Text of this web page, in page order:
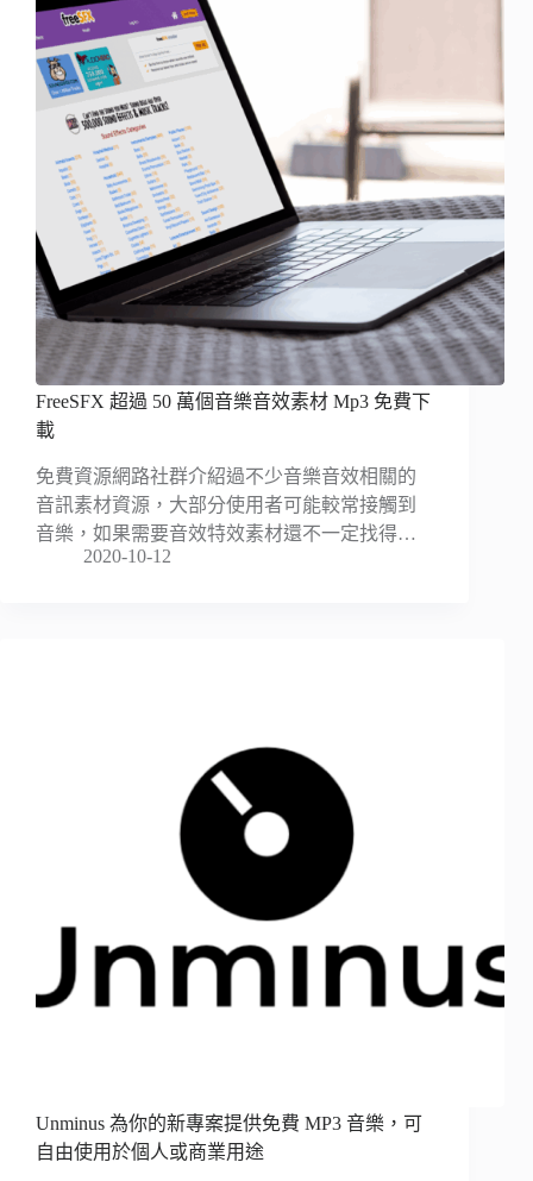
FreeSFX 超過 50 萬個音樂音效素材 Mp3 免費下
載
免費資源網路社群介紹過不少音樂音效相關的
音訊素材資源，大部分使用者可能較常接觸到
音樂，如果需要音效特效素材還不一定找得…
2020-10-12
Unminus 為你的新專案提供免費 MP3 音樂，可
自由使用於個人或商業用途